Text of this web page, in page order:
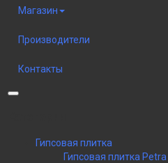
Магазин
Производители
Контакты
Гипсовая плитка
Гипсовая плитка Petra